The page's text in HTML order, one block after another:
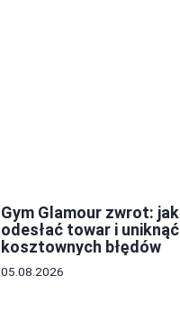
Gym Glamour zwrot: jak
odesłać towar i uniknąć
kosztownych błędów
05.08.2026